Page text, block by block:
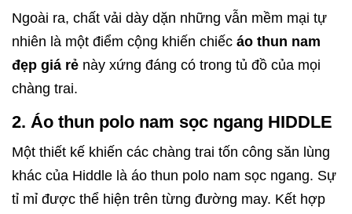
Ngoài ra, chất vải dày dặn những vẫn mềm mại tự
nhiên là một điểm cộng khiến chiếc áo thun nam
đẹp giá rẻ này xứng đáng có trong tủ đồ của mọi
chàng trai.
2. Áo thun polo nam sọc ngang HIDDLE
Một thiết kế khiến các chàng trai tốn công săn lùng
khác của Hiddle là áo thun polo nam sọc ngang. Sự
tỉ mỉ được thể hiện trên từng đường may. Kết hợp